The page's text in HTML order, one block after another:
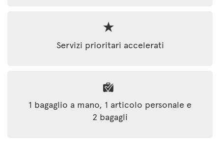
Servizi prioritari accelerati
1 bagaglio a mano, 1 articolo personale e
2 bagagli